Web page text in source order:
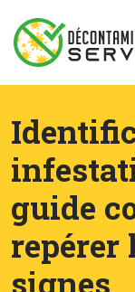
guide
repérer
signes